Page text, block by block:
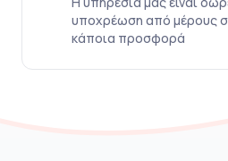
υποχρέωση από μέρους
κάποια προσφορά